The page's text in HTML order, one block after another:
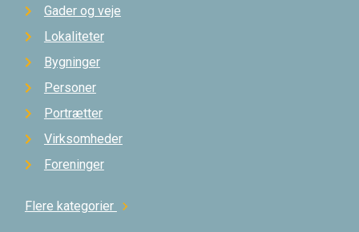
Gader og veje
Lokaliteter
Bygninger
Personer
Portrætter
Virksomheder
Foreninger
Flere kategorier chevron_right